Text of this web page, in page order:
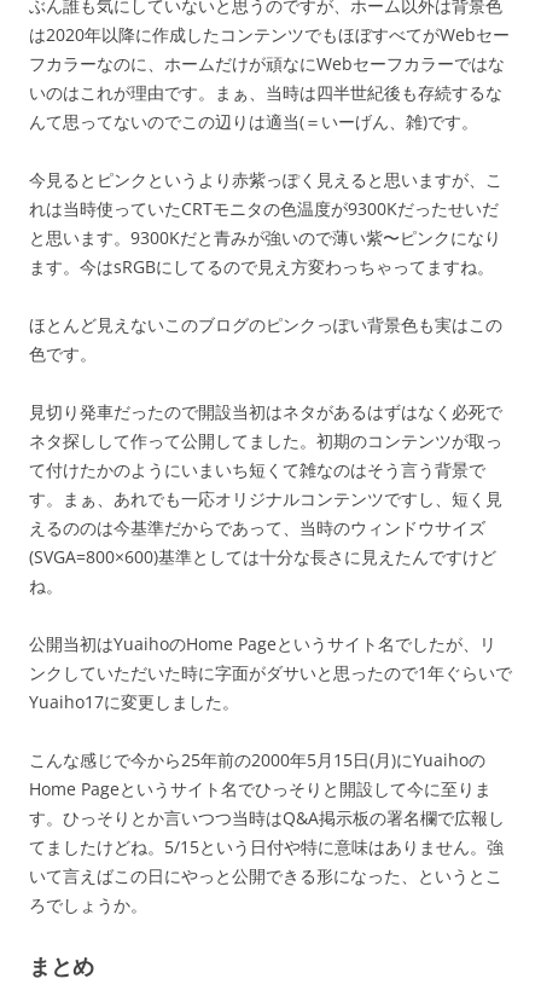
ぶん誰も気にしていないと思うのですが、ホーム以外は背景色
は2020年以降に作成したコンテンツでもほぼすべてがWebセー
フカラーなのに、ホームだけが頑なにWebセーフカラーではな
いのはこれが理由です。まぁ、当時は四半世紀後も存続するな
んて思ってないのでこの辺りは適当(＝いーげん、雑)です。
今見るとピンクというより赤紫っぽく見えると思いますが、こ
れは当時使っていたCRTモニタの色温度が9300Kだったせいだ
と思います。9300Kだと青みが強いので薄い紫〜ピンクになり
ます。今はsRGBにしてるので見え方変わっちゃってますね。
ほとんど見えないこのブログのピンクっぽい背景色も実はこの
色です。
見切り発車だったので開設当初はネタがあるはずはなく必死で
ネタ探しして作って公開してました。初期のコンテンツが取っ
て付けたかのようにいまいち短くて雑なのはそう言う背景で
す。まぁ、あれでも一応オリジナルコンテンツですし、短く見
えるののは今基準だからであって、当時のウィンドウサイズ
(SVGA=800×600)基準としては十分な長さに見えたんですけど
ね。
公開当初はYuaihoのHome Pageというサイト名でしたが、リ
ンクしていただいた時に字面がダサいと思ったので1年ぐらいで
Yuaiho17に変更しました。
こんな感じで今から25年前の2000年5月15日(月)にYuaihoの
Home Pageというサイト名でひっそりと開設して今に至りま
す。ひっそりとか言いつつ当時はQ&A掲示板の署名欄で広報し
てましたけどね。5/15という日付や特に意味はありません。強
いて言えばこの日にやっと公開できる形になった、というとこ
ろでしょうか。
まとめ